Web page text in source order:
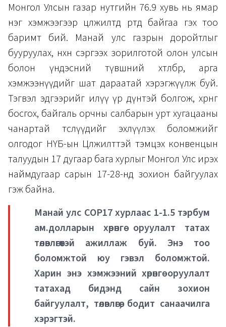
Монгол Улсын газар нутгийн 76.9 хувь нь ямар
нэг хэмжээгээр цөлжилтөд өртөөд байгаа гэх тоо
баримт бий. Манай улс газрын доройтлыг
бууруулах, нөхөн сэргээх зорилготой олон улсын
болон үндэсний түвшний хөтөлбөр, арга
хэмжээнүүдийг шат дараатай хэрэгжүүлж буй.
Тэгвэл эдгээрийг илүү үр дүнтэй болгож, хөрөнгө
босгох, байгаль орчны салбарын урт хугацааны
чанартай төслүүдийг эхлүүлэх боломжийг
олгодог НҮБ-ын Цөлжилттэй тэмцэх конвенцын
талуудын 17 дугаар бага хурлыг Монгол Улс ирэх
наймдугаар сарын 17-28-нд зохион байгуулах
гэж байна.
Манай улс COP17 хурлаас 1-1.5 тэрбум
ам.долларын хөрөнгө оруулалт татах
төлөвлөгөөтэй ажиллаж буй. Энэ тоо
боломжтой юу гэвэл боломжтой.
Харин энэ хэмжээний хөрөнгө оруулалт
татахад бидэнд сайн зохион
байгуулалт, төлөвлөгөө, бодит санаачилга
хэрэгтэй.